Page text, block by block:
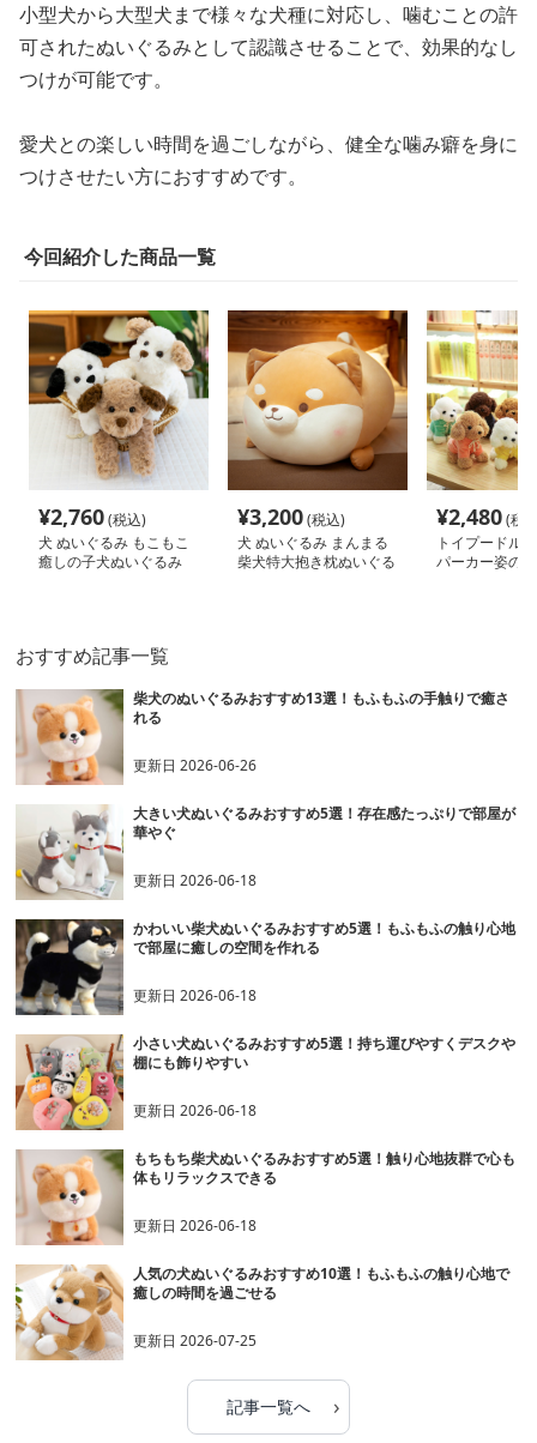
小型犬から大型犬まで様々な犬種に対応し、噛むことの許
可されたぬいぐるみとして認識させることで、効果的なし
つけが可能です。
愛犬との楽しい時間を過ごしながら、健全な噛み癖を身に
つけさせたい方におすすめです。
今回紹介した商品一覧
¥2,760(税込)
犬 ぬいぐるみ もこもこ
癒しの子犬ぬいぐるみ
¥3,200(税込)
犬 ぬいぐるみ まんまる
柴犬特大抱き枕ぬいぐる
¥2,480(税
トイプードル
パーカー姿の
おすすめ記事一覧
柴犬のぬいぐるみおすすめ13選！もふもふの手触りで癒さ
れる
更新日2026-06-26
大きい犬ぬいぐるみおすすめ5選！存在感たっぷりで部屋が
華やぐ
更新日2026-06-18
かわいい柴犬ぬいぐるみおすすめ5選！もふもふの触り心地
で部屋に癒しの空間を作れる
更新日2026-06-18
小さい犬ぬいぐるみおすすめ5選！持ち運びやすくデスクや
棚にも飾りやすい
更新日2026-06-18
もちもち柴犬ぬいぐるみおすすめ5選！触り心地抜群で心も
体もリラックスできる
更新日2026-06-18
人気の犬ぬいぐるみおすすめ10選！もふもふの触り心地で
癒しの時間を過ごせる
更新日2026-07-25
記事一覧へ ›